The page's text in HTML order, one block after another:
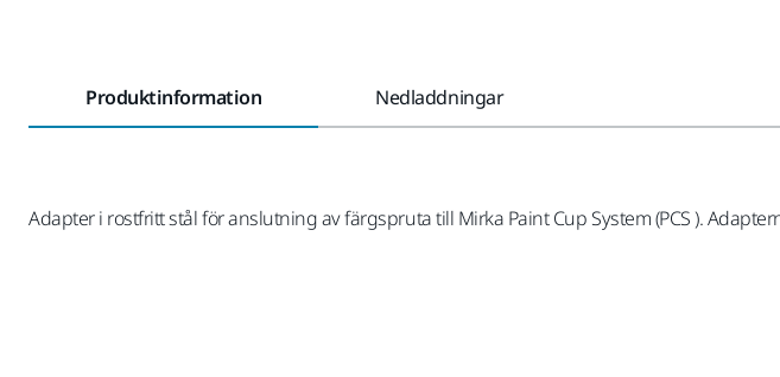
Produktinformation Nedladdningar
Adapter i rostfritt stål för anslutning av färgspruta till Mirka Paint Cup System (PCS ).